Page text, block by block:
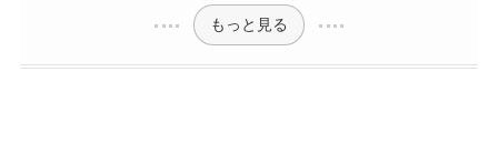
もっと見る